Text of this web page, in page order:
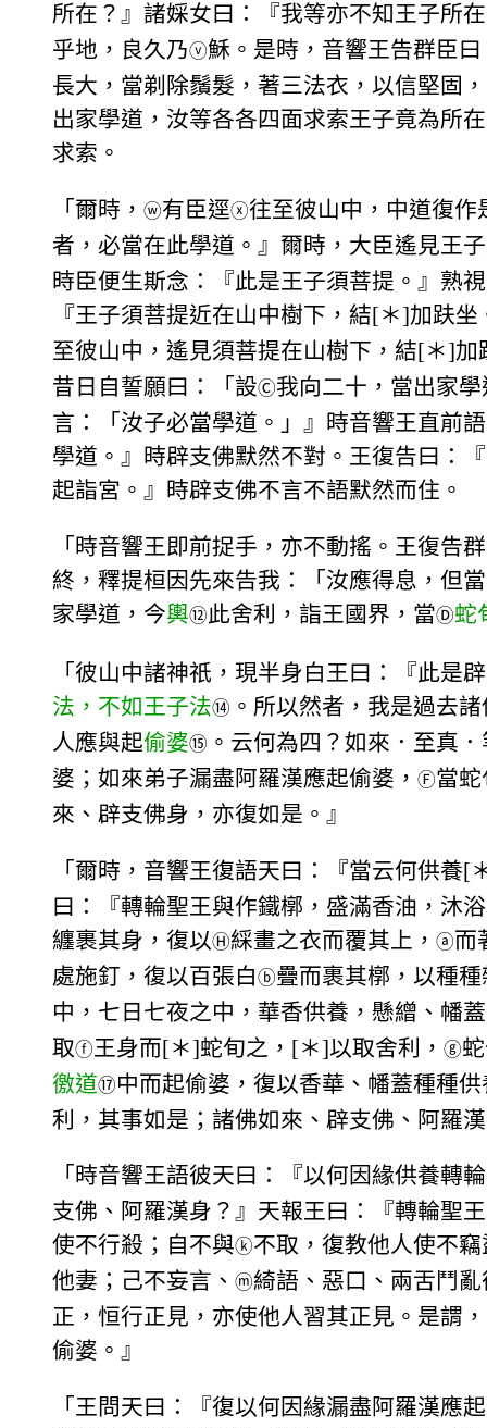
所在？』諸婇女曰：『我等亦不知王子所
乎地，良久乃ⓥ穌。是時，音響王告群臣
長大，當剃除鬚髮，著三法衣，以信堅固
出家學道，汝等各各四面求索王子竟為所
求索。
「爾時， ⓦ有臣逕ⓧ往至彼山中，中道復作
者，必當在此學道。』爾時，大臣遙見王
時臣便生斯念：『此是王子須菩提。』熟
『王子須菩提近在山中樹下，結[＊]加趺
至彼山中，遙見須菩提在山樹下，結[＊]加
昔日自誓願曰：「設Ⓒ我向二十，當出家
言：「汝子必當學道。」』時音響王直前
學道。』時辟支佛默然不對。王復告曰：
起詣宮。』時辟支佛不言不語默然而住。
「時音響王即前捉手，亦不動搖。王復告
終，釋提桓因先來告我：「汝應得息，但
家學道，今輿⑫此舍利，詣王國界，當Ⓓ蛇
「彼山中諸神祇，現半身白王曰：『此是
法，不如王子法⑭ 。所以然者，我是過去
人應與起偷婆⑮ 。云何為四？如來．至真
婆；如來弟子漏盡阿羅漢應起偷婆， Ⓕ當蛇
來、辟支佛身，亦復如是。』
「爾時，音響王復語天曰：『當云何供養[
曰：『轉輪聖王與作鐵槨，盛滿香油，沐
纏裹其身，復以Ⓗ綵畫之衣而覆其上， ⓐ而
處施釘，復以百張白ⓑ疊而裹其槨，以種種
中，七日七夜之中，華香供養，懸繒、幡
取ⓕ王身而[＊]蛇旬之，[＊]以取舍利， ⓖ
徼道⑰中而起偷婆，復以香華、幡蓋種種
利，其事如是；諸佛如來、辟支佛、阿羅
「時音響王語彼天曰：『以何因緣供養轉
支佛、阿羅漢身？』天報王曰：『轉輪聖
使不行殺；自不與ⓚ不取，復教他人使不
他妻；己不妄言、 ⓜ綺語、惡口、兩舌鬥
正，恒行正見，亦使他人習其正見。是謂
偷婆。』
「王問天曰：『復以何因緣漏盡阿羅漢應